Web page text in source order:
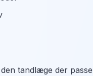
tandlæge der